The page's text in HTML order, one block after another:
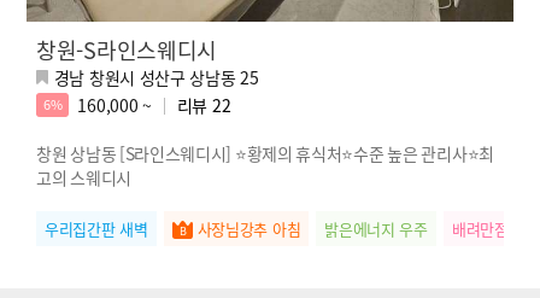
창원-S라인스웨디시
경남 창원시 성산구 상남동 25
6% 160,000 ~ 리뷰 22
창원 상남동 [S라인스웨디시] ⭐황제의 휴식처⭐수준 높은 관리사⭐최
고의 스웨디시
우리집간판 새벽 사장님강추 아침 밝은에너지 우주 배려만점 하나